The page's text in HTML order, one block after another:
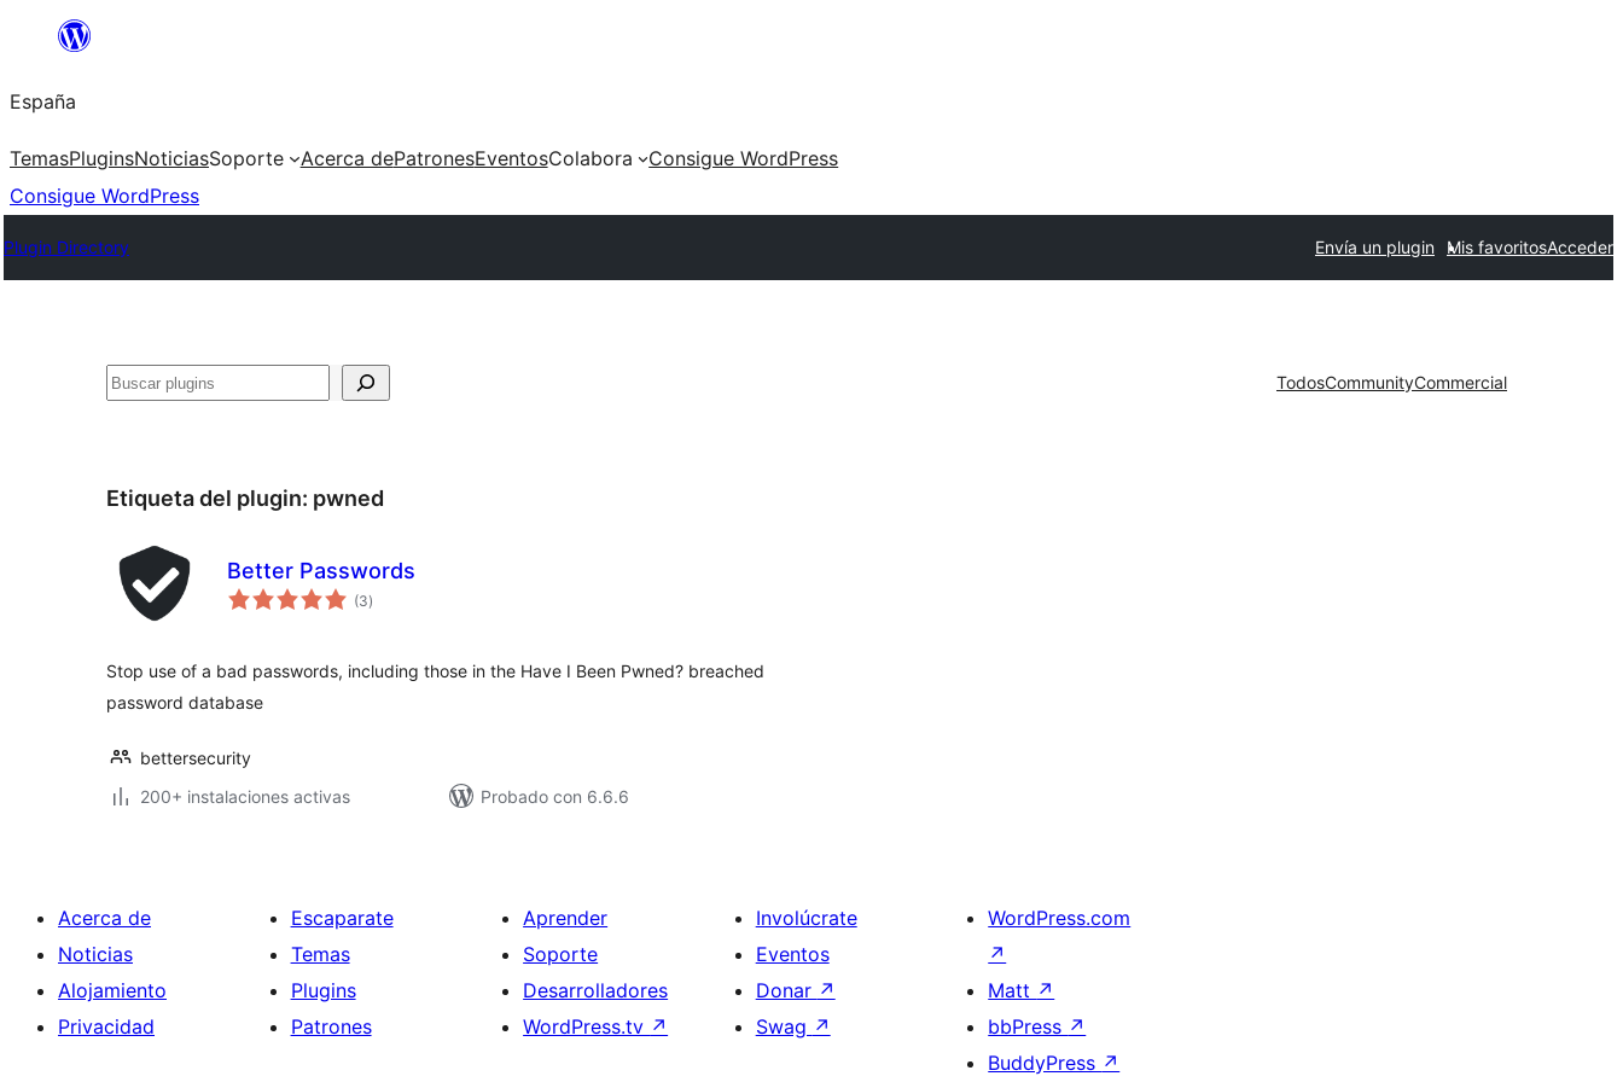
Saltar
contenido
España
TemasPluginsNoticiasSoporte Acerca dePatronesEventosColabora
Consigue WordPress
Consigue WordPress
Plugin Directory Envía un plugin Mis favoritosAcceder
Buscar TodosCommunityCommercial
Etiqueta del plugin: pwned
Better Passwords
(3valoraciones
en
)
Stop use of a bad passwords, including those in the Have I Been Pwned? breached
password database
bettersecurity
200+ instalaciones activas
Probado con 6.6.6
Acerca de
Noticias
Alojamiento
Privacidad
Escaparate
Temas
Plugins
Patrones
Aprender
Soporte
Desarrolladores
WordPress.tv ↗
Involúcrate
Eventos
Donar ↗
Swag ↗
WordPress.com
↗
Matt ↗
bbPress ↗
BuddyPress ↗